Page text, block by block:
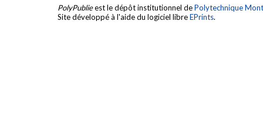
PolyPublieest le dépôt institutionnel dePolytechnique
Site développé à l'aide du logiciel libreEPrints.